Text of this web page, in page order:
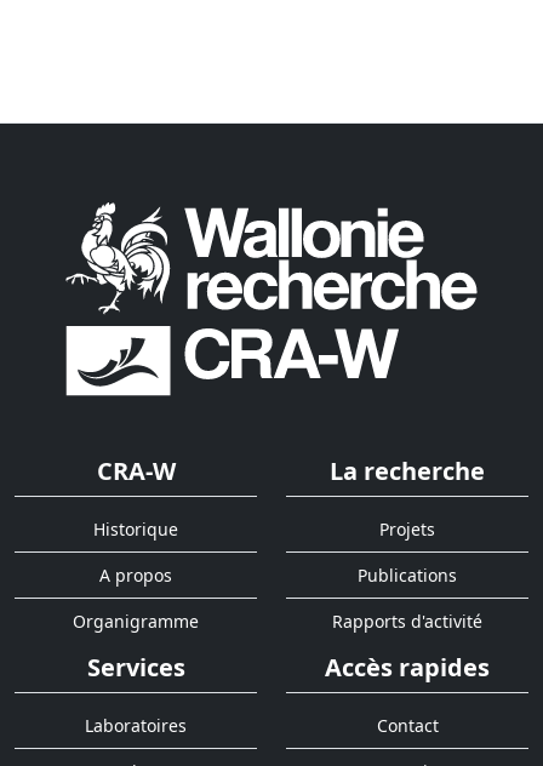
CRA-W
Historique
A propos
Organigramme
La recherche
Projets
Publications
Rapports d'activité
Services
Laboratoires
Accès rapides
Contact